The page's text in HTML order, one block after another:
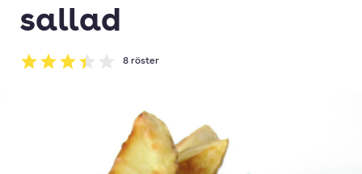
sallad
Betyg: 3.38 av 5
8 röster